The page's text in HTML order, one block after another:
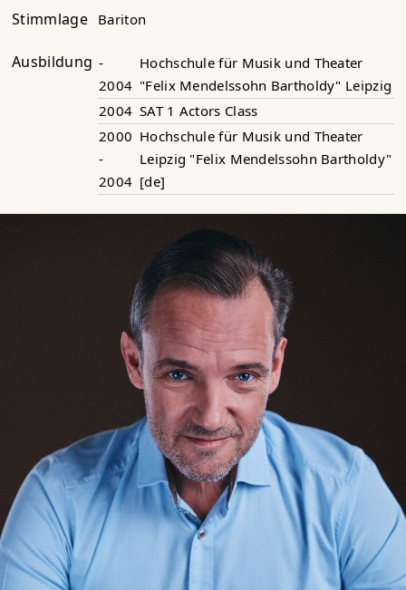
Stimmlage Bariton
Ausbildung -
2004
Hochschule für Musik und Theater
"Felix Mendelssohn Bartholdy" Leipzig
2004 SAT 1 Actors Class
2000
-
2004
Hochschule für Musik und Theater
Leipzig "Felix Mendelssohn Bartholdy"
[de]